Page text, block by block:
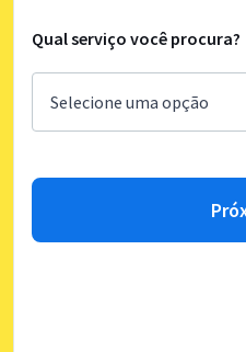
Qual serviço você procura?